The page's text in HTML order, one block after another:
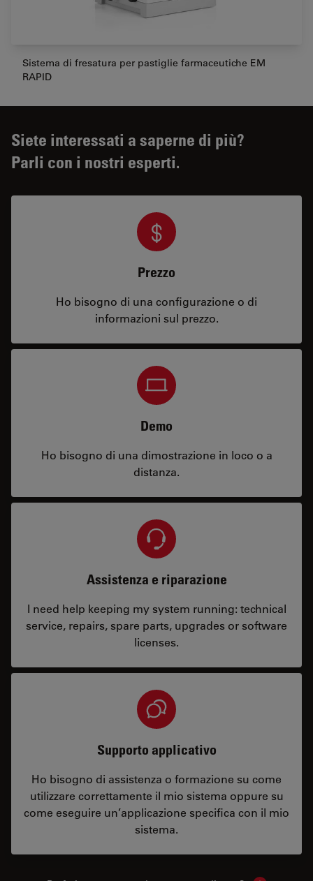
Sistema di fresatura per pastiglie farmaceutiche EM
RAPID
Siete interessati a saperne di più?
Parli con i nostri esperti.
Prezzo
Ho bisogno di una configurazione o di
informazioni sul prezzo.
Demo
Ho bisogno di una dimostrazione in loco o a
distanza.
Assistenza e riparazione
I need help keeping my system running: technical
service, repairs, spare parts, upgrades or software
licenses.
Supporto applicativo
Ho bisogno di assistenza o formazione su come
utilizzare correttamente il mio sistema oppure su
come eseguire un’applicazione specifica con il mio
sistema.